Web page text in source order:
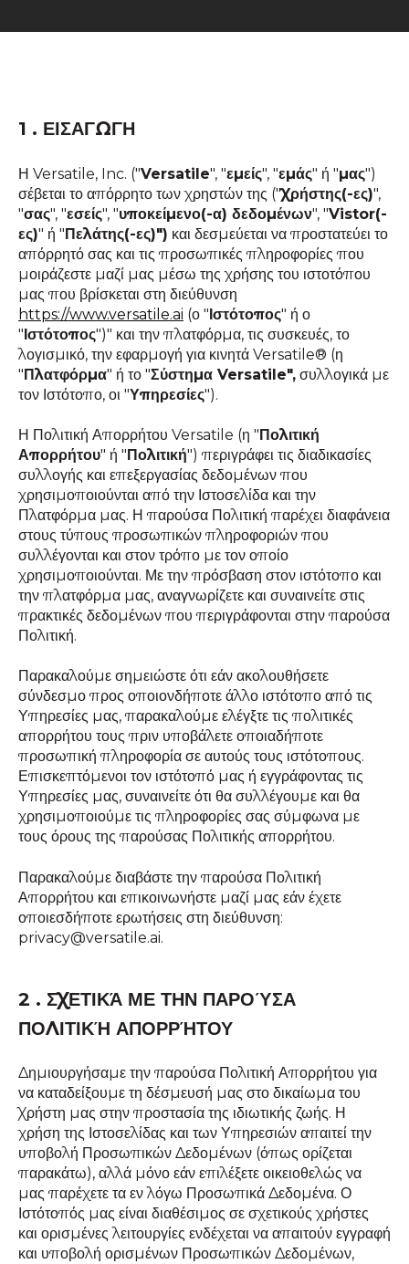
1 . ΕΙΣΑΓΩΓΗ
Η Versatile, Inc. ("Versatile", "εμείς", "εμάς" ή "μας")
σέβεται το απόρρητο των χρηστών της ("Χρήστης(-ες)",
"σας", "εσείς", "υποκείμενο(-α) δεδομένων", "Vistor(-
ες)" ή "Πελάτης(-ες)") και δεσμεύεται να προστατεύει το
απόρρητό σας και τις προσωπικές πληροφορίες που
μοιράζεστε μαζί μας μέσω της χρήσης του ιστοτόπου
μας που βρίσκεται στη διεύθυνση
https://www.versatile.ai (ο "Ιστότοπος" ή ο
"Ιστότοπος")" και την πλατφόρμα, τις συσκευές, το
λογισμικό, την εφαρμογή για κινητά Versatile® (η
"Πλατφόρμα" ή το "Σύστημα Versatile", συλλογικά με
τον Ιστότοπο, οι "Υπηρεσίες").
Η Πολιτική Απορρήτου Versatile (η "Πολιτική
Απορρήτου" ή "Πολιτική") περιγράφει τις διαδικασίες
συλλογής και επεξεργασίας δεδομένων που
χρησιμοποιούνται από την Ιστοσελίδα και την
Πλατφόρμα μας. Η παρούσα Πολιτική παρέχει διαφάνεια
στους τύπους προσωπικών πληροφοριών που
συλλέγονται και στον τρόπο με τον οποίο
χρησιμοποιούνται. Με την πρόσβαση στον ιστότοπο και
την πλατφόρμα μας, αναγνωρίζετε και συναινείτε στις
πρακτικές δεδομένων που περιγράφονται στην παρούσα
Πολιτική.
Παρακαλούμε σημειώστε ότι εάν ακολουθήσετε
σύνδεσμο προς οποιονδήποτε άλλο ιστότοπο από τις
Υπηρεσίες μας, παρακαλούμε ελέγξτε τις πολιτικές
απορρήτου τους πριν υποβάλετε οποιαδήποτε
προσωπική πληροφορία σε αυτούς τους ιστότοπους.
Επισκεπτόμενοι τον ιστότοπό μας ή εγγράφοντας τις
Υπηρεσίες μας, συναινείτε ότι θα συλλέγουμε και θα
χρησιμοποιούμε τις πληροφορίες σας σύμφωνα με
τους όρους της παρούσας Πολιτικής απορρήτου.
Παρακαλούμε διαβάστε την παρούσα Πολιτική
Απορρήτου και επικοινωνήστε μαζί μας εάν έχετε
οποιεσδήποτε ερωτήσεις στη διεύθυνση:
privacy@versatile.ai.
2 . ΣΧΕΤΙΚΆ ΜΕ ΤΗΝ ΠΑΡΟΎΣΑ
ΠΟΛΙΤΙΚΉ ΑΠΟΡΡΉΤΟΥ
Δημιουργήσαμε την παρούσα Πολιτική Απορρήτου για
να καταδείξουμε τη δέσμευσή μας στο δικαίωμα του
Χρήστη μας στην προστασία της ιδιωτικής ζωής. Η
χρήση της Ιστοσελίδας και των Υπηρεσιών απαιτεί την
υποβολή Προσωπικών Δεδομένων (όπως ορίζεται
παρακάτω), αλλά μόνο εάν επιλέξετε οικειοθελώς να
μας παρέχετε τα εν λόγω Προσωπικά Δεδομένα. Ο
Ιστότοπός μας είναι διαθέσιμος σε σχετικούς χρήστες
και ορισμένες λειτουργίες ενδέχεται να απαιτούν εγγραφή
και υποβολή ορισμένων Προσωπικών Δεδομένων,